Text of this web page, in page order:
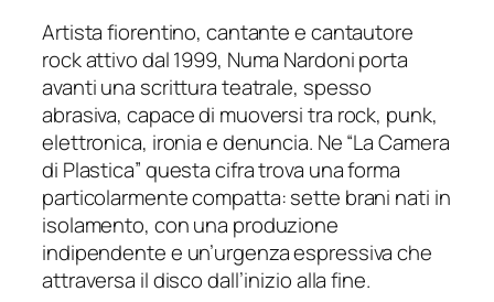
Artista fiorentino, cantante e cantautore
rock attivo dal 1999, Numa Nardoni porta
avanti una scrittura teatrale, spesso
abrasiva, capace di muoversi tra rock, punk,
elettronica, ironia e denuncia. Ne “La Camera
di Plastica” questa cifra trova una forma
particolarmente compatta: sette brani nati in
isolamento, con una produzione
indipendente e un’urgenza espressiva che
attraversa il disco dall’inizio alla fine.